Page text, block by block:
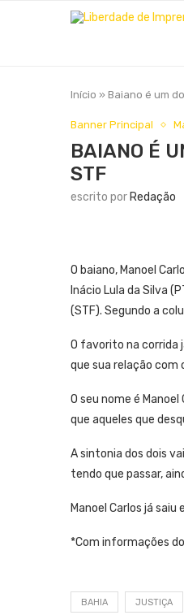
Início » Baiano é um
Banner Principal
BAIANO É
STF
escrito por Redação
O baiano, Manoel
Inácio Lula da Silva
(STF). Segundo a
O favorito na corrida
que sua relação com
O seu nome é
que aqueles que
A sintonia dos dois
tendo que passar,
Manoel Carlos já
*Com informações
BAHIA JUSTIÇA